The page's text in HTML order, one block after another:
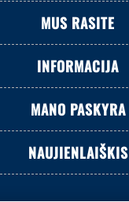
MUS RASITE
INFORMACIJA
MANO PASKYRA
NAUJIENLAIŠKIS